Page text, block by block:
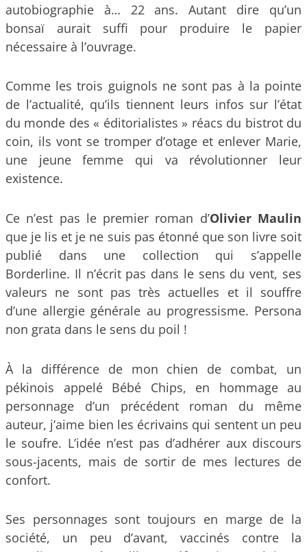
autobiographie à… 22 ans. Autant dire qu’un
bonsaï aurait suffi pour produire le papier
nécessaire à l’ouvrage.
Comme les trois guignols ne sont pas à la pointe
de l’actualité, qu’ils tiennent leurs infos sur l’état
du monde des « éditorialistes » réacs du bistrot du
coin, ils vont se tromper d’otage et enlever Marie,
une jeune femme qui va révolutionner leur
existence.
Ce n’est pas le premier roman d’Olivier Maulin
que je lis et je ne suis pas étonné que son livre soit
publié dans une collection qui s’appelle
Borderline. Il n’écrit pas dans le sens du vent, ses
valeurs ne sont pas très actuelles et il souffre
d’une allergie générale au progressisme. Persona
non grata dans le sens du poil !
À la différence de mon chien de combat, un
pékinois appelé Bébé Chips, en hommage au
personnage d’un précédent roman du même
auteur, j’aime bien les écrivains qui sentent un peu
le soufre. L’idée n’est pas d’adhérer aux discours
sous-jacents, mais de sortir de mes lectures de
confort.
Ses personnages sont toujours en marge de la
société, un peu d’avant, vaccinés contre la